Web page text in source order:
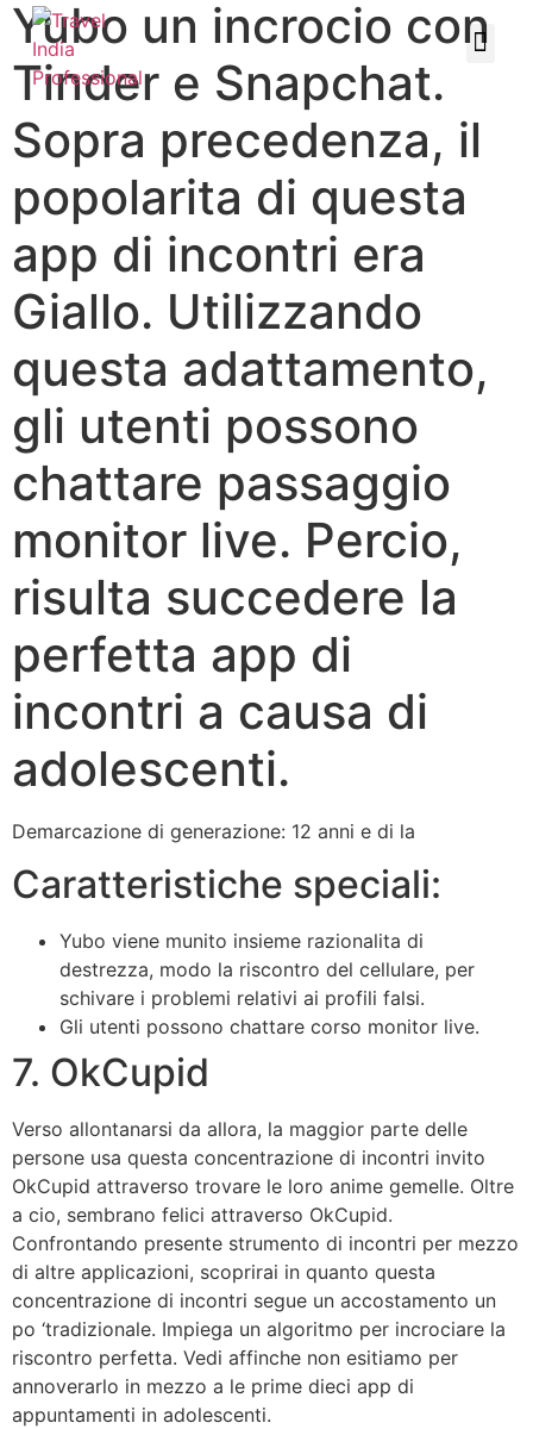
Yubo un incrocio con
Tinder e Snapchat.
Sopra precedenza, il
popolarita di questa
app di incontri era
Giallo. Utilizzando
questa adattamento,
gli utenti possono
chattare passaggio
monitor live. Percio,
risulta succedere la
perfetta app di
incontri a causa di
adolescenti.
Demarcazione di generazione: 12 anni e di la
Caratteristiche speciali:
Yubo viene munito insieme razionalita di
destrezza, modo la riscontro del cellulare, per
schivare i problemi relativi ai profili falsi.
Gli utenti possono chattare corso monitor live.
7. OkCupid
Verso allontanarsi da allora, la maggior parte delle
persone usa questa concentrazione di incontri invito
OkCupid attraverso trovare le loro anime gemelle. Oltre
a cio, sembrano felici attraverso OkCupid.
Confrontando presente strumento di incontri per mezzo
di altre applicazioni, scoprirai in quanto questa
concentrazione di incontri segue un accostamento un
po ‘tradizionale. Impiega un algoritmo per incrociare la
riscontro perfetta. Vedi affinche non esitiamo per
annoverarlo in mezzo a le prime dieci app di
appuntamenti in adolescenti.